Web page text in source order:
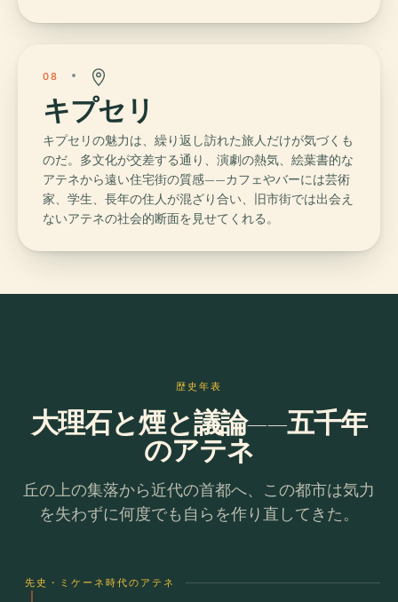
08
キプセリ
キプセリの魅力は、繰り返し訪れた旅人だけが気づくも
のだ。多文化が交差する通り、演劇の熱気、絵葉書的な
アテネから遠い住宅街の質感——カフェやバーには芸術
家、学生、長年の住人が混ざり合い、旧市街では出会え
ないアテネの社会的断面を見せてくれる。
歴史年表
大理石と煙と議論——五千年
のアテネ
丘の上の集落から近代の首都へ、この都市は気力
を失わずに何度でも自らを作り直してきた。
先史・ミケーネ時代のアテネ